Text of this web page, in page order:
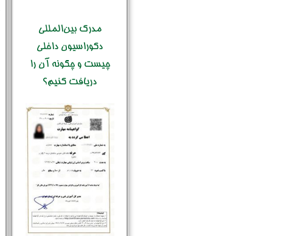
مدرک بین‌المللی
دکوراسیون داخلی
چیست و چگونه آن را
دریافت کنیم؟